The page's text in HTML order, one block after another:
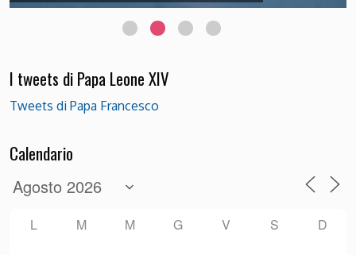
I tweets di Papa Leone XIV
Tweets di Papa Francesco
Calendario
L M M G V S D